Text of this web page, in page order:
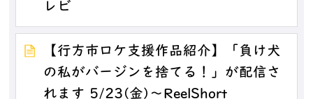
レビ
【行方市ロケ支援作品紹介】「負け犬
の私がバージンを捨てる！」が配信さ
れます 5/23(金)～ReelShort